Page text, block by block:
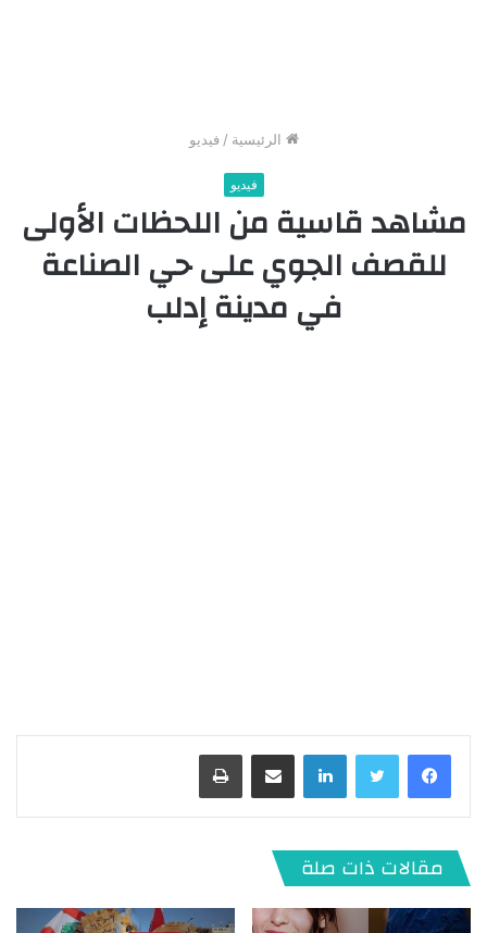
الرئيسية / فيديو
فيديو
مشاهد قاسية من اللحظات الأولى
للقصف الجوي على حي الصناعة
في مدينة إدلب
لينكدإن
مقالات ذات صلة